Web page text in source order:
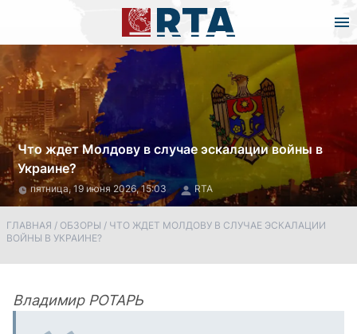
Что ждет Молдову в случае эскалации войны в
Украине?
пятница, 19 июня 2026, 15:03 RTA
ГЛАВНАЯ / ОБЗОРЫ / ЧТО ЖДЕТ МОЛДОВУ В СЛУЧАЕ ЭСКАЛАЦИИ
ВОЙНЫ В УКРАИНЕ?
Владимир РОТАРЬ